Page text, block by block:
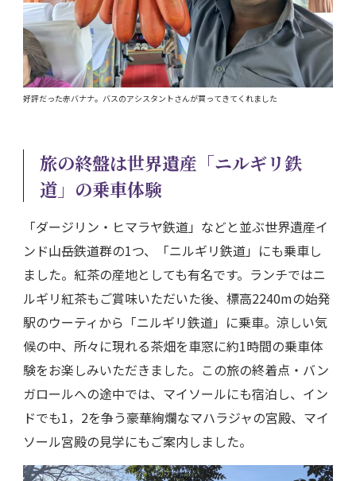
好評だった赤バナナ。バスのアシスタントさんが買ってきてくれました
旅の終盤は世界遺産「ニルギリ鉄
道」の乗車体験
「ダージリン・ヒマラヤ鉄道」などと並ぶ世界遺産イ
ンド山岳鉄道群の1つ、「ニルギリ鉄道」にも乗車し
ました。紅茶の産地としても有名です。ランチではニ
ルギリ紅茶もご賞味いただいた後、標高2240mの始発
駅のウーティから「ニルギリ鉄道」に乗車。涼しい気
候の中、所々に現れる茶畑を車窓に約1時間の乗車体
験をお楽しみいただきました。この旅の終着点・バン
ガロールへの途中では、マイソールにも宿泊し、イン
ドでも1，2を争う豪華絢爛なマハラジャの宮殿、マイ
ソール宮殿の見学にもご案内しました。